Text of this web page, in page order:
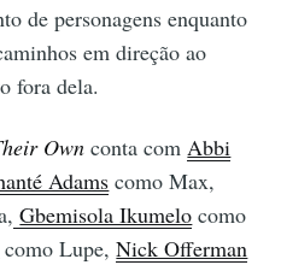
de personagens enquanto
em direção ao
fora dela.
Own conta com Abbi
Adams como Max,
Gbemisola Ikumelo como
como Lupe,Nick Offerman